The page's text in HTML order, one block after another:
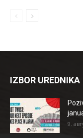
IZBOR UREDNIKA
9.